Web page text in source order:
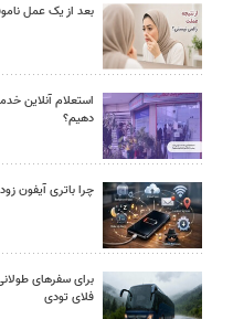
بعد از یک عمل
استعلام آنلاین
دهیم؟
چرا باتری آیفون زود خالی
برای سفرهای
فلای تودی